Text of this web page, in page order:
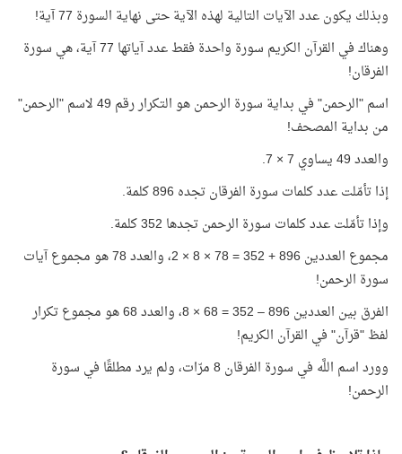
وبذلك يكون عدد الآيات التالية لهذه الآية حتى نهاية السورة 77 آية!
وهناك في القرآن الكريم سورة واحدة فقط عدد آياتها 77 آية، هي سورة
الفرقان!
اسم "الرحمن" في بداية سورة الرحمن هو التكرار رقم 49 لاسم "الرحمن"
من بداية المصحف!
والعدد 49 يساوي 7 × 7.
إذا تأمّلت عدد كلمات سورة الفرقان تجده 896 كلمة.
وإذا تأمّلت عدد كلمات سورة الرحمن تجدها 352 كلمة.
مجموع العددين 896 + 352 = 78 × 8 × 2، والعدد 78 هو مجموع آيات
سورة الرحمن!
الفرق بين العددين 896 – 352 = 68 × 8، والعدد 68 هو مجموع تكرار
لفظ "قرآن" في القرآن الكريم!
وورد اسم اللَّه في سورة الفرقان 8 مرّات، ولم يرد مطلقًا في سورة
الرحمن!